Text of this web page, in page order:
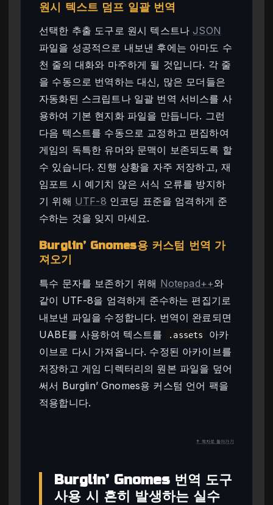
원시 텍스트 덤프 일괄 번역
선택한 추출 도구로 원시 텍스트나JSON
파일을 성공적으로 내보낸 후에는 아마도 수
천 줄의 대화와 마주하게 될 것입니다. 각 줄
을 수동으로 번역하는 대신, 많은 모더들은
자동화된 스크립트나 일괄 번역 서비스를 사
용하여 기본 현지화 파일을 만듭니다. 그런
다음 텍스트를 수동으로 교정하고 편집하여
게임의 독특한 유머와 문맥이 보존되도록 할
수 있습니다. 진행 상황을 자주 저장하고, 재
임포트 시 예기치 않은 서식 오류를 방지하
기 위해 UTF-8 인코딩 표준을 엄격하게 준
수하는 것을 잊지 마세요.
Burglin’ Gnomes용 커스텀 번역 가
져오기
특수 문자를 보존하기 위해 Notepad++와
같이 UTF-8을 엄격하게 준수하는 편집기로
내보낸 파일을 수정합니다. 번역이 완료되면
UABE를 사용하여 텍스트를
.assets
아카
이브로 다시 가져옵니다. 수정된 아카이브를
저장하고 게임 디렉터리의 원본 파일을 덮어
써서 Burglin’ Gnomes용 커스텀 언어 팩을
적용합니다.
↑ 목차로 돌아가기
Burglin’ Gnomes 번역 도구
사용 시 흔히 발생하는 실수